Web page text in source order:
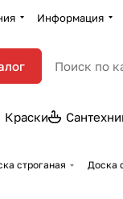
Информация
Краски
строганая Доска